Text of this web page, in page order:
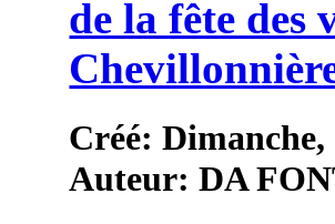
de la fête des
Créé:
Auteur: DA